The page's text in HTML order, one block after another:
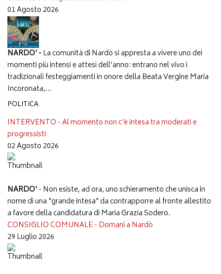
01 Agosto 2026
NARDO' -La comunità di Nardò si appresta a vivere uno dei
momenti più intensi e attesi dell’anno: entrano nel vivo i
tradizionali festeggiamenti in onore della Beata Vergine Maria
Incoronata,...
POLITICA
INTERVENTO - Al momento non c'è intesa tra moderati e
progressisti
02 Agosto 2026
NARDO'- Non esiste, ad ora, uno schieramento che unisca in
nome di una "grande intesa" da contrapporre al fronte allestito
a favore della candidatura di Maria Grazia Sodero.
CONSIGLIO COMUNALE - Domani a Nardò
29 Luglio 2026